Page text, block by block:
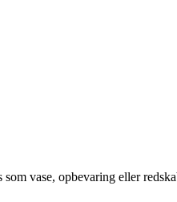
vase, opbevaring eller